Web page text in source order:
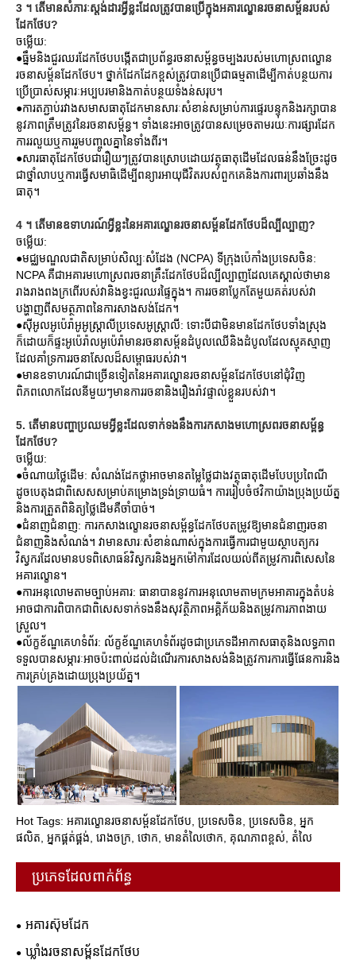
3 ។ តើមានសំភារៈស្តង់ដារអ្វីខ្លះដែលត្រូវបានប្រើក្នុងអគារល្ខោនរចនាសម្ព័នរបស់
ដែកថែប?
ចម្លើយ:
●ធ្នឹមនិងជួរឈរដែកថែបបង្កើតជាប្រព័ន្ធរចនាសម្ព័ន្ធចម្បងរបស់មហោស្រពល្ខោន
រចនាសម្ព័នដែកថែប។ ថ្នាក់ដែកដែកខ្ពស់ត្រូវបានប្រើជាធម្មតាដើម្បីកាត់បន្ថយការ
ប្រើប្រាស់សម្ភារៈអប្បបរមានិងកាត់បន្ថយទំងន់សរុប។
●ការតភ្ជាប់រវាងសមាសធាតុដែកមានសារៈសំខាន់សម្រាប់ការផ្ទេរបន្ទុកនិងរក្សាបាន
នូវភាពត្រឹមត្រូវនៃរចនាសម្ព័ន្ធ។ ទាំងនេះអាចត្រូវបានសម្រេចតាមរយៈការផ្សារដែក
ការរលួយឬការរួមបញ្ចូលគ្នានៃទាំងពីរ។
●សារធាតុដែកថែបជារឿយៗត្រូវបានស្រោបដោយវត្ថុធាតុដើមដែលធន់នឹងច្រែះដូច
ជាថ្នាំលាបឬការធ្វើសមាធិដើម្បីពន្យារអាយុជីវិតរបស់ពួកគេនិងការពារប្រឆាំងនឹង
ធាតុ។
4 ។ តើមានឧទាហរណ៍អ្វីខ្លះនៃអគារល្ខោនរចនាសម្ព័នដែកថែបដ៏ល្បីល្បាញ?
ចម្លើយ:
●មជ្ឈមណ្ឌលជាតិសម្រាប់សិល្បៈសំដែង (NCPA) ទីក្រុងប៉េកាំងប្រទេសចិន:
NCPA គឺជាអគារមហោស្រពរចនាគ្រឹះដែកថែបដ៏ល្បីល្បាញដែលគេស្គាល់ថាមាន
រាងរាងពងក្រពើរបស់វានិងខ្វះជួរឈរផ្ទៃក្នុង។ ការរចនាប្លែកតែមួយគត់របស់វា
បង្ហាញពីសមត្ថភាពនៃការសាងសង់ដែក។
●ស៊ីអូលអូប៉េរ៉ាអូអូស្រ្តាលីប្រទេសអូស្ត្រាលី: ទោះបីជាមិនមានដែកថែបទាំងស្រុង
ក៏ដោយក៏ផ្ទះអូប៉េរ៉ាលអូប៉េរ៉ាមានរចនាសម្ព័នដំបូលឈើនិងដំបូលដែលស្មុគស្មាញ
ដែលគាំទ្រការរចនាសែលដ៏សម្ពោធរបស់វា។
●មានឧទាហរណ៍ជាច្រើនទៀតនៃអគារល្ខោនរចនាសម្ព័នដែកថែបនៅជុំវិញ
ពិភពលោកដែលនីមួយៗមានការរចនានិងរឿងរ៉ាវផ្ទាល់ខ្លួនរបស់វា។
5. តើមានបញ្ហាប្រឈមអ្វីខ្លះដែលទាក់ទងនឹងការកសាងមហោស្រពរចនាសម្ព័ន្ធ
ដែកថែប?
ចម្លើយ:
●ចំណាយថ្លៃដើម: សំណង់ដែកថ្លាអាចមានតម្លៃថ្លៃជាងវត្ថុធាតុដើមបែបប្រពៃណី
ដូចបេតុងជាពិសេសសម្រាប់គម្រោងទ្រង់ទ្រាយធំ។ ការរៀបចំថវិកាយ៉ាងប្រុងប្រយ័ត្ន
និងការត្រួតពិនិត្យថ្លៃដើមគឺចាំបាច់។
●ជំនាញជំនាញ: ការកសាងល្ខោនរចនាសម្ព័ន្ធដែកថែបតម្រូវឱ្យមានជំនាញរចនា
ជំនាញនិងសំណង់។ វាមានសារៈសំខាន់ណាស់ក្នុងការធ្វើការជាមួយស្ថាបត្យករ
វិស្វករដែលមានបទពិសោធន៍វិស្វករនិងអ្នកម៉ៅការដែលយល់ពីតម្រូវការពិសេសនៃ
អគារល្ខោន។
●ការអនុលោមតាមច្បាប់អគារ: ធានាបាននូវការអនុលោមតាមក្រមអាគារក្នុងតំបន់
អាចជាការពិបាកជាពិសេសទាក់ទងនឹងសុវត្ថិភាពអគ្គិភ័យនិងតម្រូវការភាពងាយ
ស្រួល។
●ល័ក្ខខ័ណ្ឌគេហទំព័រ: ល័ក្ខខ័ណ្ឌគេហទំព័រដូចជាប្រភេទដីអាកាសធាតុនិងលទ្ធភាព
ទទួលបានសម្ភារៈអាចប៉ះពាល់ដល់ដំណើរការសាងសង់និងត្រូវការការធ្វើផែនការនិង
ការគ្រប់គ្រងដោយប្រុងប្រយ័ត្ន។
Hot Tags: អគារល្ខោនរចនាសម្ព័នដែកថែប, ប្រទេសចិន, ប្រទេសចិន, អ្នក
ផលិត, អ្នកផ្គត់ផ្គង់, រោងចក្រ, ថោក, មានតំលៃថោក, គុណភាពខ្ពស់, តំលៃ
ប្រភេទដែលពាក់ព័ន្ធ
អគារស៊ុមដែក
ឃ្លាំងរចនាសម្ព័នដែកថែប